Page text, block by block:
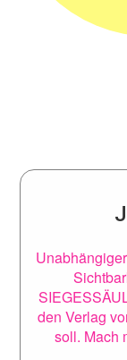
den Verlag
soll. Mach